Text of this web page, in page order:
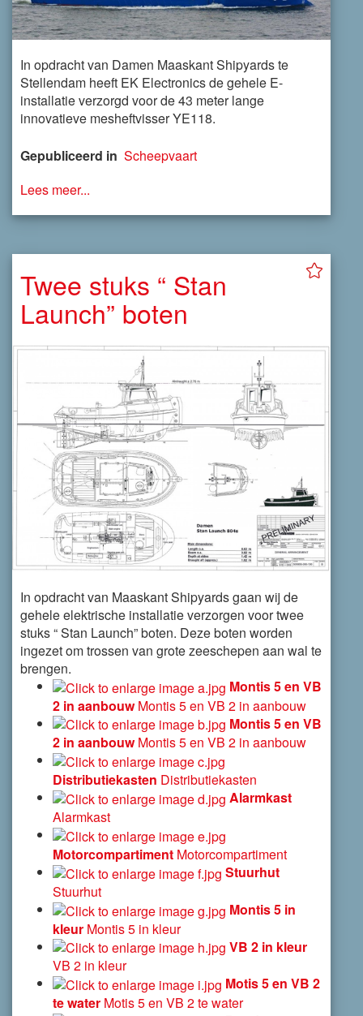
In opdracht van Damen Maaskant Shipyards te
Stellendam heeft EK Electronics de gehele E-
installatie verzorgd voor de 43 meter lange
innovatieve mesheftvisser YE118.
Gepubliceerd in Scheepvaart
Lees meer...
Twee stuks “ Stan
Launch” boten
In opdracht van Maaskant Shipyards gaan wij de
gehele elektrische installatie verzorgen voor twee
stuks “ Stan Launch” boten. Deze boten worden
ingezet om trossen van grote zeeschepen aan wal te
brengen.
Montis 5 en VB
2 in aanbouw Montis 5 en VB 2 in aanbouw
Montis 5 en VB
2 in aanbouw Montis 5 en VB 2 in aanbouw
Distributiekasten Distributiekasten
Alarmkast
Alarmkast
Motorcompartiment Motorcompartiment
Stuurhut
Stuurhut
Montis 5 in
kleur Montis 5 in kleur
VB 2 in kleur
VB 2 in kleur
Motis 5 en VB 2
te water Motis 5 en VB 2 te water